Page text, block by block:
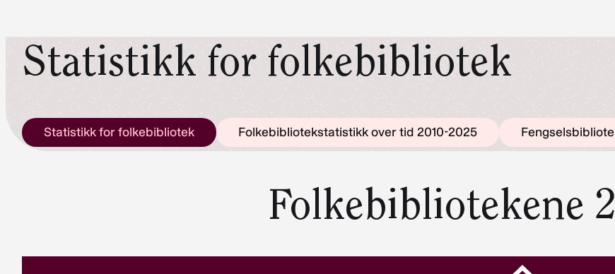
Statistikk for folkebibliotek
Statistikk for folkebibliotek Folkebibliotekstatistikk over tid 2010-2025
Folkebibliotekene